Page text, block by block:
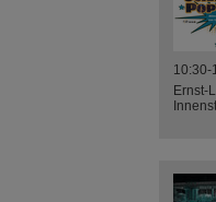
10:30-
Ernst-